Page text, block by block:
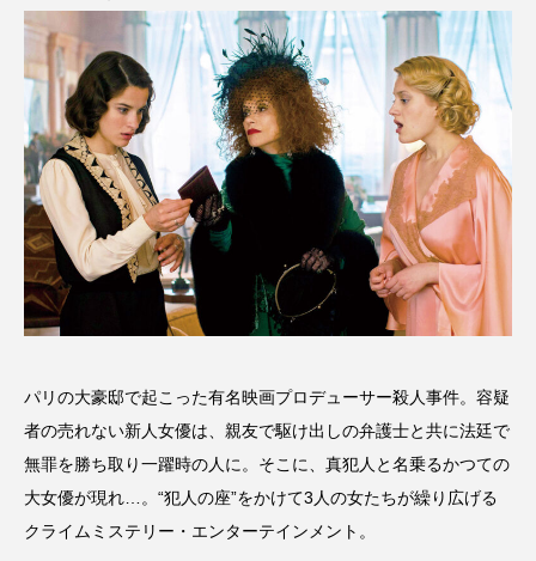
パリの大豪邸で起こった有名映画プロデューサー殺人事件。容疑
者の売れない新人女優は、親友で駆け出しの弁護士と共に法廷で
無罪を勝ち取り一躍時の人に。そこに、真犯人と名乗るかつての
大女優が現れ…。“犯人の座”をかけて3人の女たちが繰り広げる
クライムミステリー・エンターテインメント。